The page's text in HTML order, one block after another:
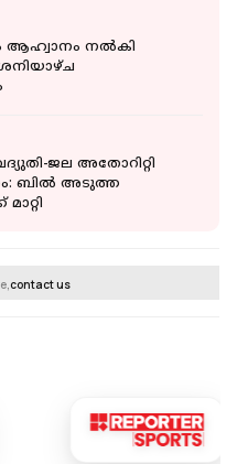
ആഹ്വാനം നൽകി
ജല അതോറിറ്റി
ബിൽ അടുത്ത
contact us